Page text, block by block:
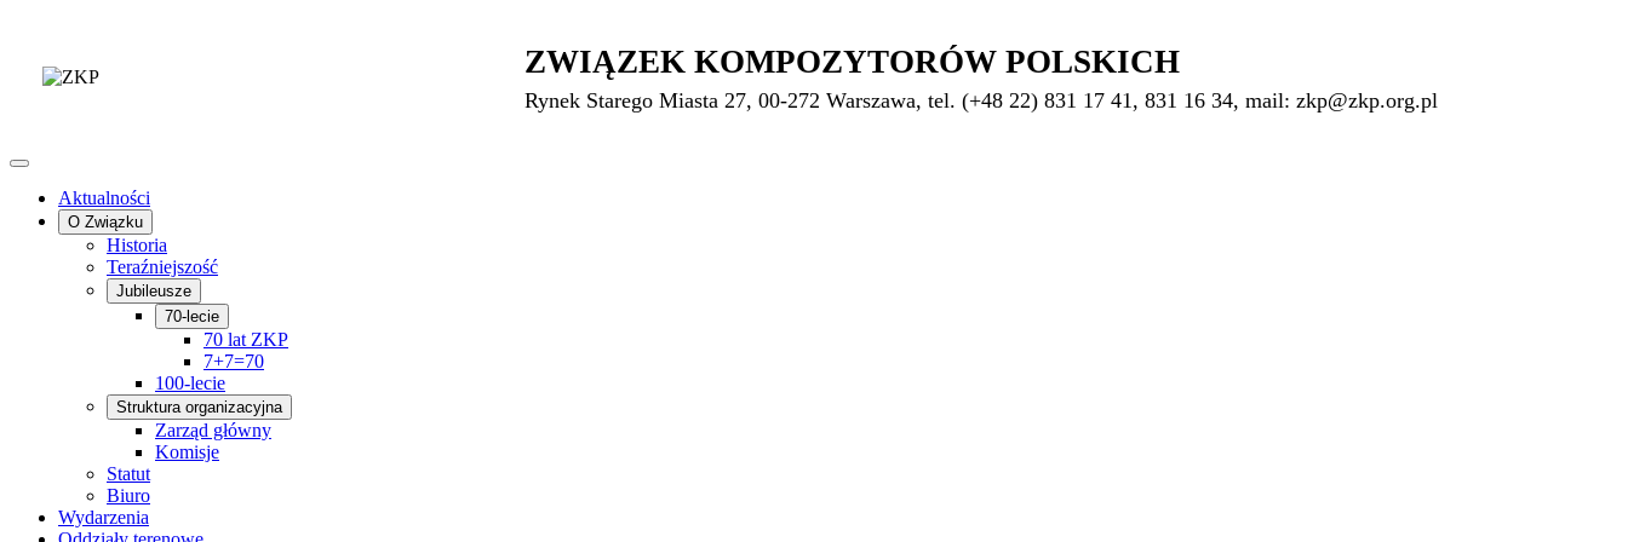
ZWIĄZEK KOMPOZYTORÓW POLSKICH
Rynek Starego Miasta 27, 00-272 Warszawa, tel. (+48 22) 831 17 41, 831 16 34, mail: zkp@zkp.org.pl
Aktualności
O Związku
Historia
Teraźniejszość
Jubileusze
70-lecie
70 lat ZKP
7+7=70
100-lecie
Struktura organizacyjna
Zarząd główny
Komisje
Statut
Biuro
Wydarzenia